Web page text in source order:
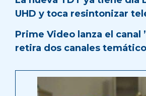
UHD y toca resintonizar
Prime Video lanza el canal
retira dos canales